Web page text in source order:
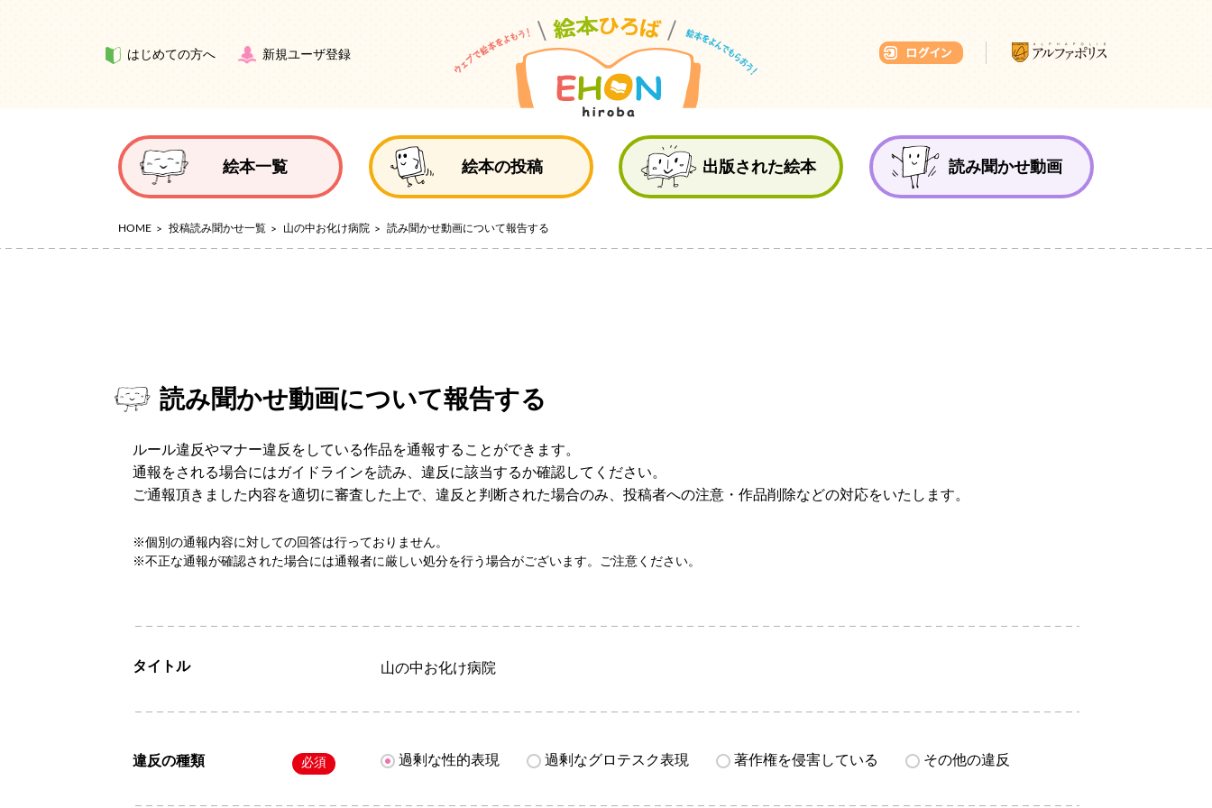
はじめての方へ 新規ユーザ登録
絵本一覧 絵本の投稿 出版された絵本 読み聞かせ動画
HOME 投稿読み聞かせ一覧 山の中お化け病院 読み聞かせ動画について報告する
読み聞かせ動画について報告する
ルール違反やマナー違反をしている作品を通報することができます。
通報をされる場合にはガイドラインを読み、違反に該当するか確認してください。
ご通報頂きました内容を適切に審査した上で、違反と判断された場合のみ、投稿者への注意・作品削除などの対応をいたします。
※個別の通報内容に対しての回答は行っておりません。
※不正な通報が確認された場合には通報者に厳しい処分を行う場合がございます。ご注意ください。
タイトル 山の中お化け病院
違反の種類 必須 過剰な性的表現 過剰なグロテスク表現 著作権を侵害している その他の違反